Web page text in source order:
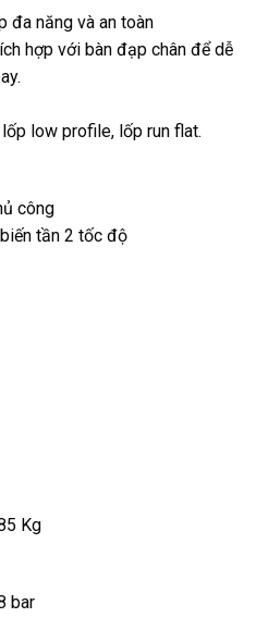
đa năng và an toàn
hợp với bàn đạp chân để dễ
low profile, lốp run flat.
công
tần 2 tốc độ
Kg
bar